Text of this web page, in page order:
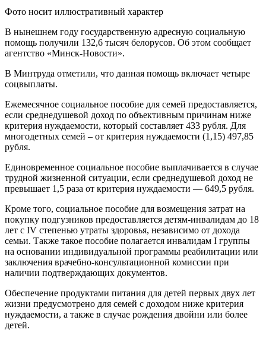
Фото носит иллюстративный характер
В нынешнем году государственную адресную социальную
помощь получили 132,6 тысяч белорусов. Об этом сообщает
агентство «Минск-Новости».
В Минтруда отметили, что данная помощь включает четыре
соцвыплаты.
Ежемесячное социальное пособие для семей предоставляется,
если среднедушевой доход по объективным причинам ниже
критерия нуждаемости, который составляет 433 рубля. Для
многодетных семей – от критерия нуждаемости (1,15) 497,85
рубля.
Единовременное социальное пособие выплачивается в случае
трудной жизненной ситуации, если среднедушевой доход не
превышает 1,5 раза от критерия нуждаемости — 649,5 рубля.
Кроме того, социальное пособие для возмещения затрат на
покупку подгузников предоставляется детям-инвалидам до 18
лет с IV степенью утраты здоровья, независимо от дохода
семьи. Также такое пособие полагается инвалидам I группы
на основании индивидуальной программы реабилитации или
заключения врачебно-консультационной комиссии при
наличии подтверждающих документов.
Обеспечение продуктами питания для детей первых двух лет
жизни предусмотрено для семей с доходом ниже критерия
нуждаемости, а также в случае рождения двойни или более
детей.